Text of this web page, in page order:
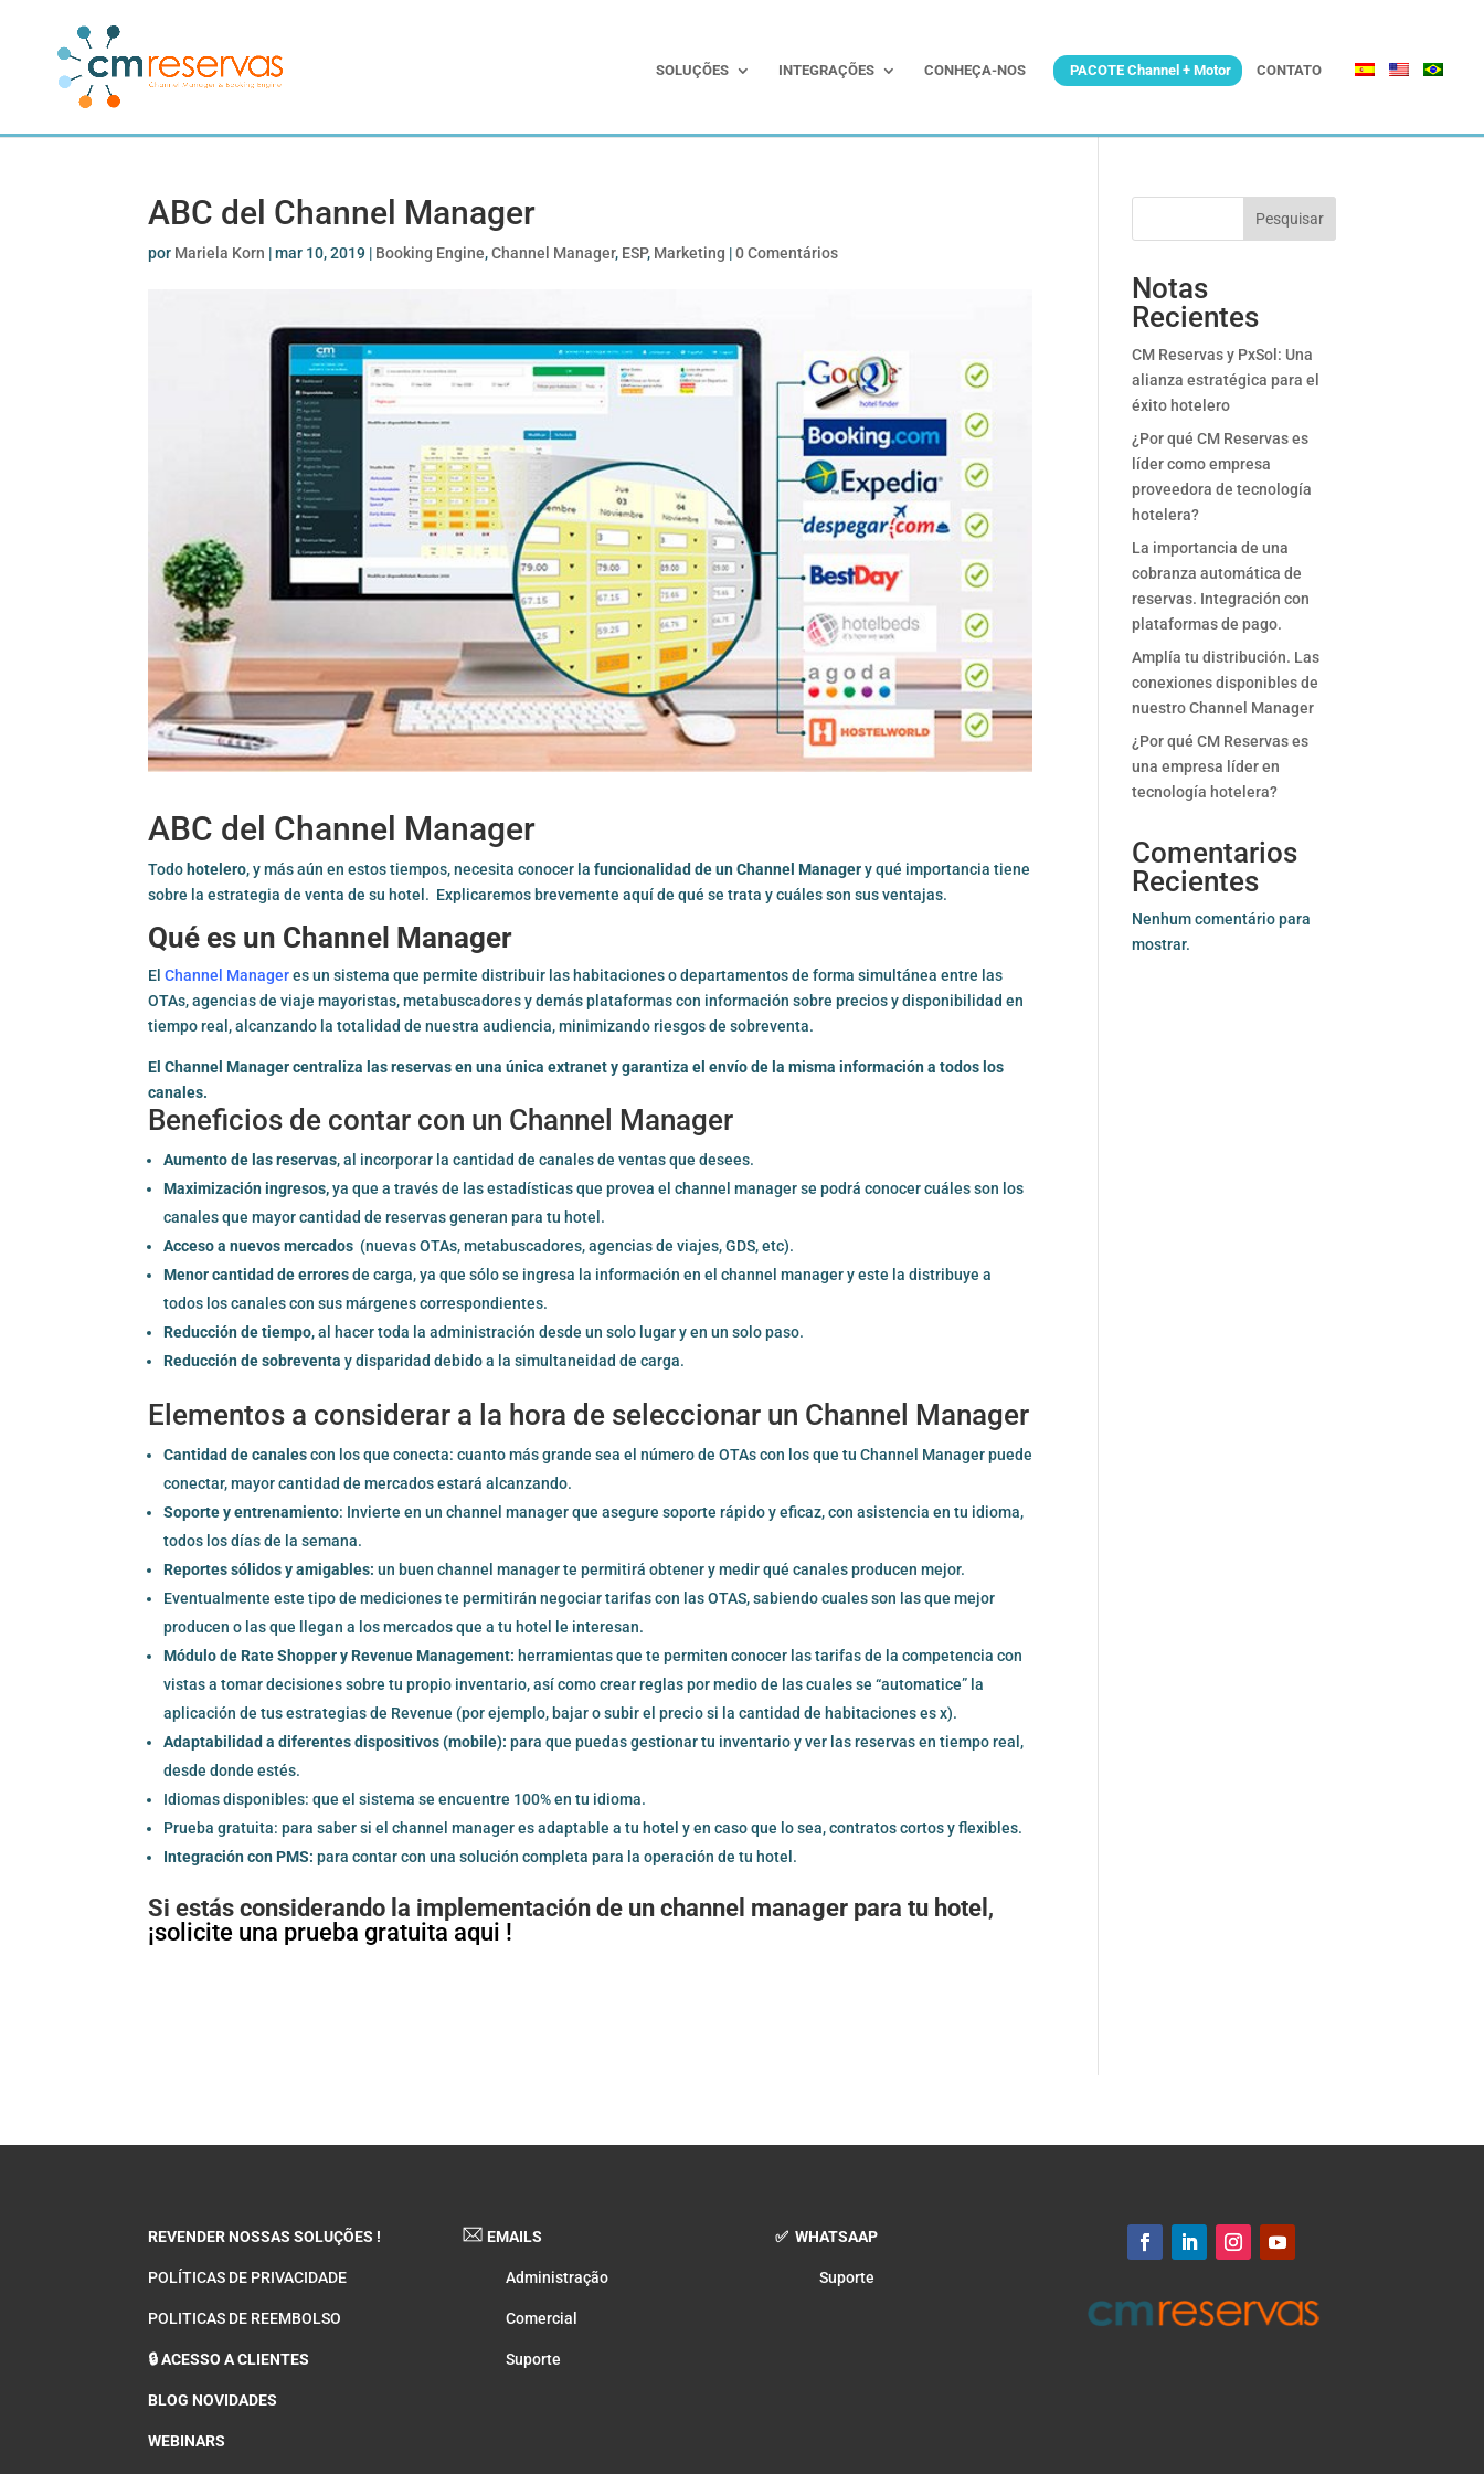
SOLUÇÕES INTEGRAÇÕES CONHEÇA-NOS PACOTE Channel + Motor CONTATO
ABC del Channel Manager
por Mariela Korn |mar 10, 2019 | Booking Engine,Channel Manager, ESP, Marketing |0 Comentários
ABC del Channel Manager
Todo hotelero, y más aún en estos tiempos, necesita conocer lafuncionalidad de un Channel Managery qué importancia tiene
sobre la estrategia de venta de su hotel. Explicaremos brevemente aquí de qué se trata y cuáles son sus ventajas.
Qué es un Channel Manager
ElChannel Manager es un sistema que permite distribuir las habitaciones o departamentos de forma simultánea entre las
OTAs, agencias de viaje mayoristas, metabuscadores y demás plataformas con información sobre precios y disponibilidad en
tiempo real, alcanzando la totalidad de nuestra audiencia, minimizando riesgos de sobreventa.
El Channel Manager centraliza las reservas en una única extranet y garantiza el envío de la misma información a todos los
canales.
Beneficios de contar con un Channel Manager
Aumento de las reservas, al incorporar la cantidad de canales de ventas que desees.
Maximización ingresos,ya que a través de las estadísticas que provea el channel manager se podrá conocer cuáles son los
canales que mayor cantidad de reservas generan para tu hotel.
Acceso a nuevos mercados (nuevas OTAs, metabuscadores, agencias de viajes, GDS, etc).
Menor cantidad de erroresde carga, ya que sólo se ingresa la información en el channel manager y este la distribuye a
todos los canales con sus márgenes correspondientes.
Reducción de tiempo, al hacer toda la administración desde un solo lugar y en un solo paso.
Reducción de sobreventa y disparidad debido a la simultaneidad de carga.
Elementos a considerar a la hora de seleccionar un Channel Manager
Cantidad de canalescon los que conecta: cuanto más grande sea el número de OTAs con los que tu Channel Manager puede
conectar, mayor cantidad de mercados estará alcanzando.
Soporte y entrenamiento: Invierte en un channel manager que asegure soporte rápido y eficaz, con asistencia en tu idioma,
todos los días de la semana.
Reportes sólidos y amigables: un buen channel manager te permitirá obtener y medir qué canales producen mejor.
Eventualmente este tipo de mediciones te permitirán negociar tarifas con las OTAS, sabiendo cuales son las que mejor
producen o las que llegan a los mercados que a tu hotel le interesan.
Módulo de Rate Shopper y Revenue Management: herramientas que te permiten conocer las tarifas de la competencia con
vistas a tomar decisiones sobre tu propio inventario, así como crear reglas por medio de las cuales se “automatice” la
aplicación de tus estrategias de Revenue (por ejemplo, bajar o subir el precio si la cantidad de habitaciones es x).
Adaptabilidad a diferentes dispositivos (mobile): para que puedas gestionar tu inventario y ver las reservas en tiempo real,
desde donde estés.
Idiomas disponibles: que el sistema se encuentre 100% en tu idioma.
Prueba gratuita: para saber si el channel manager es adaptable a tu hotel y en caso que lo sea, contratos cortos y flexibles.
Integración con PMS: para contar con una solución completa para la operación de tu hotel.
Si estás considerando la implementación de un channel manager para tu hotel ,
¡solicite una prueba gratuita aqui !
Pesquisar
Notas
Recientes
CM Reservas y PxSol: Una
alianza estratégica para el
éxito hotelero
¿Por qué CM Reservas es
líder como empresa
proveedora de tecnología
hotelera?
La importancia de una
cobranza automática de
reservas. Integración con
plataformas de pago.
Amplía tu distribución. Las
conexiones disponibles de
nuestro Channel Manager
¿Por qué CM Reservas es
una empresa líder en
tecnología hotelera?
Comentarios
Recientes
Nenhum comentário para
mostrar.
REVENDER NOSSAS SOLUÇÕES !
POLÍTICAS DE PRIVACIDADE
POLITICAS DE REEMBOLSO
🔒 ACESSO A CLIENTES
BLOG NOVIDADES
WEBINARS
EMAILS
Administração
Comercial
Suporte
✅ WHATSAAP
Suporte